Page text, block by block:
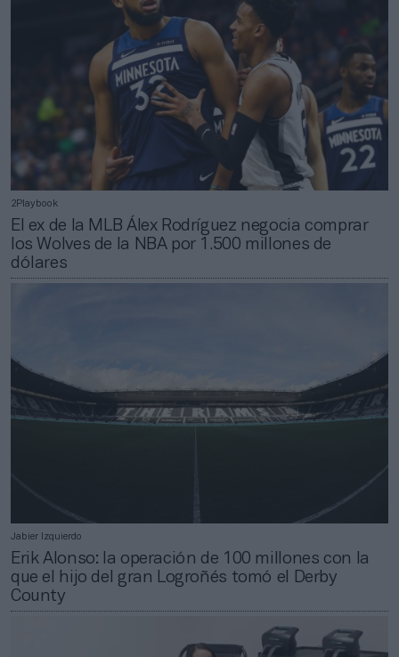
2Playbook
El ex de la MLB Álex Rodríguez negocia comprar
los Wolves de la NBA por 1.500 millones de
dólares
Jabier Izquierdo
Erik Alonso: la operación de 100 millones con la
que el hijo del gran Logroñés tomó el Derby
County